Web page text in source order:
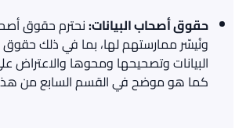
حقوقأصحابالبيانات:نحترم حقوق
ونُيسّر ممارستهم لها، بما في ذلك
البيانات وتصحيحها ومحوها والاعتراض
كما هو موضح في القسم السابع من